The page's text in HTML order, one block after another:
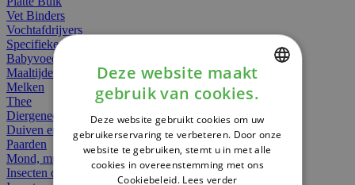
Vet Binders
Vochtafdrijvers
Specifieke Voeding
Babyvoeding
Maaltijden
Melken
Thee
Diergeneesmiddelen
Duiven en vogels
Paarden
Mond, muil of snavel
Insecten dieren
DUTCH
FRENCH
ENGLISH
Deze website maakt
gebruik van cookies.
Deze website gebruikt cookies om uw
gebruikerservaring te verbeteren. Door onze
website te gebruiken, stemt u in met alle
cookies in overeenstemming met ons
Cookiebeleid. Lees verder